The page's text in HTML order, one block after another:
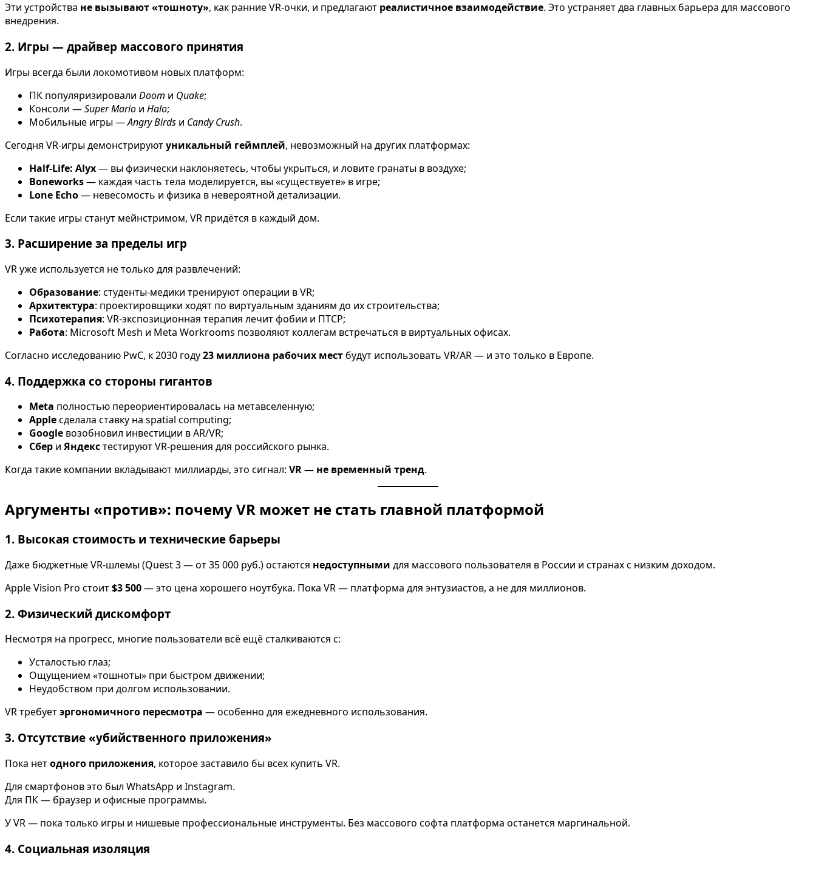
Эти устройства не вызывают «тошноту», как ранние VR-очки, и предлагают реалистичное взаимодействие. Это устраняет два главных барьера для массового
внедрения.
2. Игры — драйвер массового принятия
Игры всегда были локомотивом новых платформ:
ПК популяризировали Doom и Quake;
Консоли —Super Mario и Halo;
Мобильные игры —Angry Birds и Candy Crush.
Сегодня VR-игры демонстрируютуникальный геймплей, невозможный на других платформах:
Half-Life: Alyx— вы физически наклоняетесь, чтобы укрыться, и ловите гранаты в воздухе;
Boneworks— каждая часть тела моделируется, вы «существуете» в игре;
Lone Echo— невесомость и физика в невероятной детализации.
Если такие игры станут мейнстримом, VR придётся в каждый дом.
3. Расширение за пределы игр
VR уже используется не только для развлечений:
Образование: студенты-медики тренируют операции в VR;
Архитектура: проектировщики ходят по виртуальным зданиям до их строительства;
Психотерапия: VR-экспозиционная терапия лечит фобии и ПТСР;
Работа: Microsoft Mesh и Meta Workrooms позволяют коллегам встречаться в виртуальных офисах.
Согласно исследованию PwC, к 2030 году23 миллиона рабочих мест будут использовать VR/AR — и это только в Европе.
4. Поддержка со стороны гигантов
Meta полностью переориентировалась на метавселенную;
Appleсделала ставку на spatial computing;
Google возобновил инвестиции в AR/VR;
Сбер и Яндекстестируют VR-решения для российского рынка.
Когда такие компании вкладывают миллиарды, это сигнал: VR — не временный тренд.
Аргументы «против»: почему VR может не стать главной платформой
1. Высокая стоимость и технические барьеры
Даже бюджетные VR-шлемы (Quest 3 — от 35 000 руб.) остаются недоступными для массового пользователя в России и странах с низким доходом.
Apple Vision Pro стоит$3 500— это цена хорошего ноутбука. Пока VR — платформа для энтузиастов, а не для миллионов.
2. Физический дискомфорт
Несмотря на прогресс, многие пользователи всё ещё сталкиваются с:
Усталостью глаз;
Ощущением «тошноты» при быстром движении;
Неудобством при долгом использовании.
VR требуетэргономичного пересмотра — особенно для ежедневного использования.
3. Отсутствие «убийственного приложения»
Пока нетодного приложения, которое заставило бы всех купить VR.
Для смартфонов это был WhatsApp и Instagram.
Для ПК — браузер и офисные программы.
У VR — пока только игры и нишевые профессиональные инструменты. Без массового софта платформа останется маргинальной.
4. Социальная изоляция